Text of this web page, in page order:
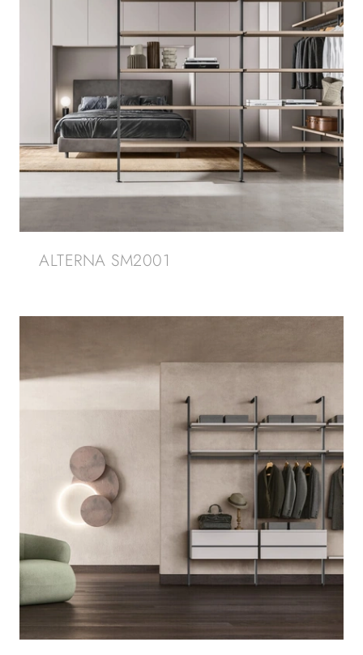
ALTERNA SM2001